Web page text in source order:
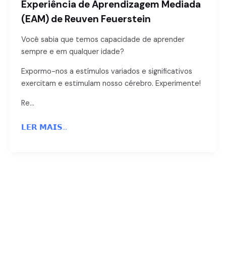
Experiência de Aprendizagem Mediada
(EAM) de Reuven Feuerstein
Você sabia que temos capacidade de aprender
sempre e em qualquer idade?
Expormo-nos a estímulos variados e significativos
exercitam e estimulam nosso cérebro. Experimente!
Re…
𝗟𝗘𝗥 𝗠𝗔𝗜𝗦...